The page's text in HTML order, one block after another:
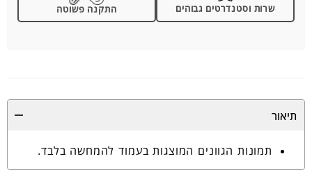
שרות וסטנדרטים גבוהים התקנה פשוטה
תיאור
תמונות הגוונים המוצגות בעמוד להמחשה בלבד.